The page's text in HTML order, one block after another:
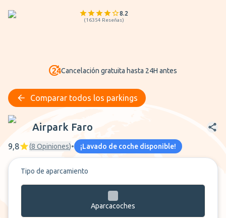
8.2
(16354 Reseñas)
Cancelación gratuita hasta 24H antes
Comparar todos los parkings
Airpark Faro
Airpark Faro
9,8 (8 Opiniones)• ¡Lavado de coche disponible!
Tipo de aparcamiento
Aparcacoches